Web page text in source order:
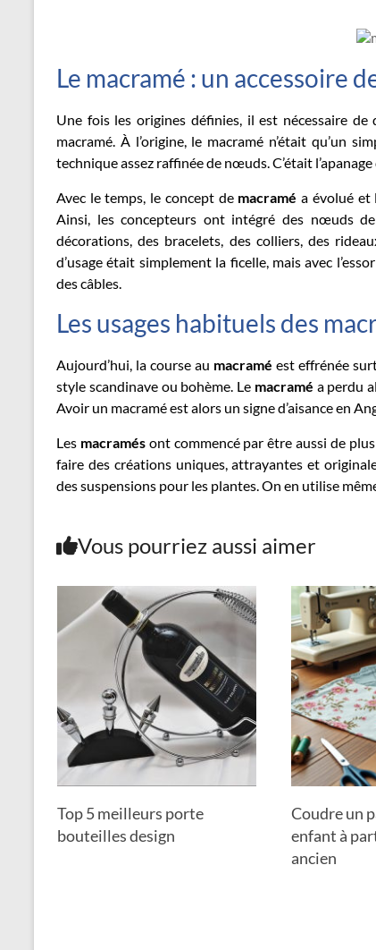
Le macramé : un accessoire
Une fois les origines définies, il est nécessaire de
macramé. À l’origine, le macramé n’était qu’un
technique assez raffinée de nœuds. C’était
Avec le temps, le concept de macramé a évolué et
Ainsi, les concepteurs ont intégré des nœuds
décorations, des bracelets, des colliers, des
d’usage était simplement la ficelle, mais avec
des câbles.
Les usages habituels des
Aujourd’hui, la course au macramé est effrénée
style scandinave ou bohème. Le macramé a perdu
Avoir un macramé est alors un signe d’aisance en
Les macramésont commencé par être aussi de
faire des créations uniques, attrayantes et
des suspensions pour les plantes. On en utilise
Vous pourriez aussi aimer
Top 5 meilleurs porte
bouteilles design
Coudre un
enfant à
ancien